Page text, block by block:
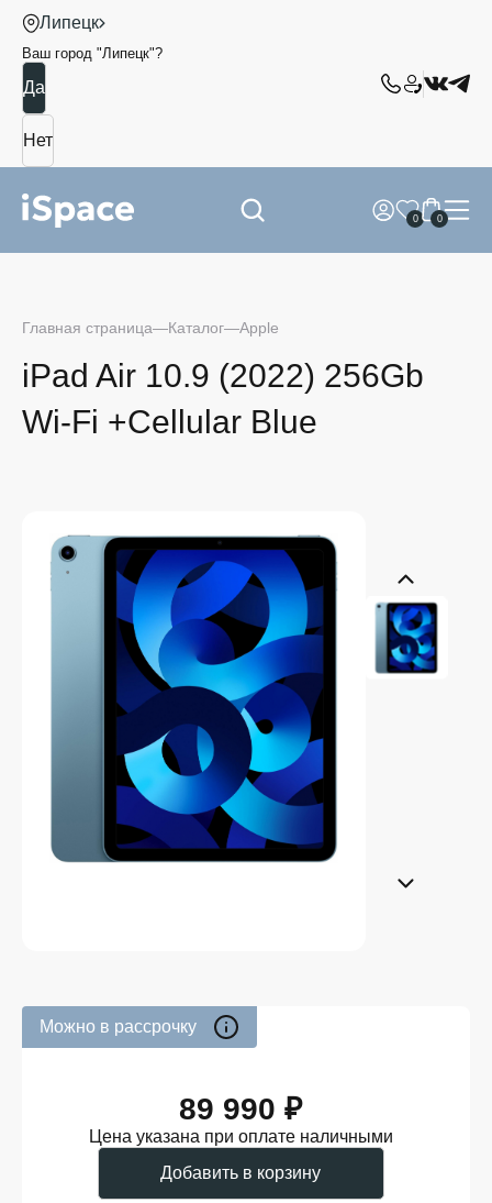
Липецк
Ваш город "Липецк"?
0 0
Главная страница Каталог Apple
iPad Air 10.9 (2022) 256Gb
Wi-Fi +Сellular Blue
Можно в рассрочку
89 990 ₽
Цена указана при оплате наличными
Добавить в корзину